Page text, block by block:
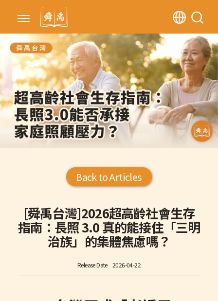
Back to Articles
[舜禹台灣]2026超高齡社會生存
指南：長照 3.0 真的能接住「三明
治族」的集體焦慮嗎？
Release Date 2026-04-22